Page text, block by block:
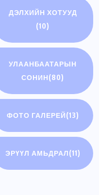
ДЭЛХИЙН ХОТУУД
(10)
УЛААНБААТАРЫН
СОНИН(80)
ФОТО ГАЛЕРЕЙ(13)
ЭРҮҮЛ АМЬДРАЛ(11)